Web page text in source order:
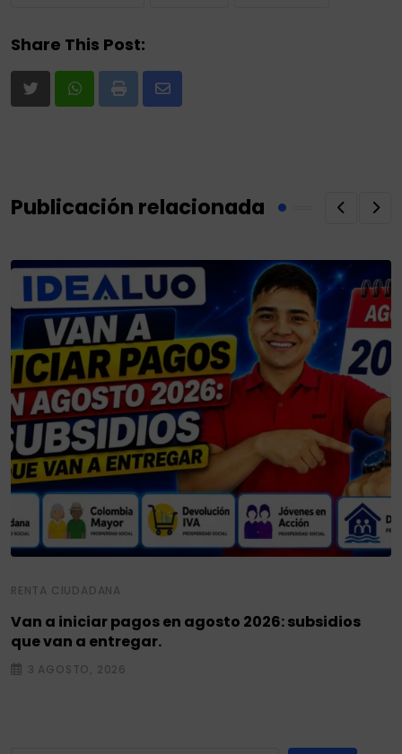
Share This Post:
Print
Share
Publicación relacionada
RENTA CIUDADANA
Van a iniciar pagos en agosto 2026: subsidios
que van a entregar.
3 AGOSTO, 2026